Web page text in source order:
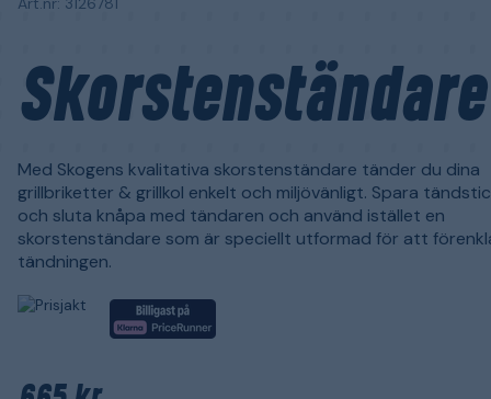
Skorstenständare
Med Skogens kvalitativa skorstenständare tänder du dina
grillbriketter & grillkol enkelt och miljövänligt. Spara
och sluta knåpa med tändaren och använd istället en
skorstenständare som är speciellt utformad för att
tändningen.